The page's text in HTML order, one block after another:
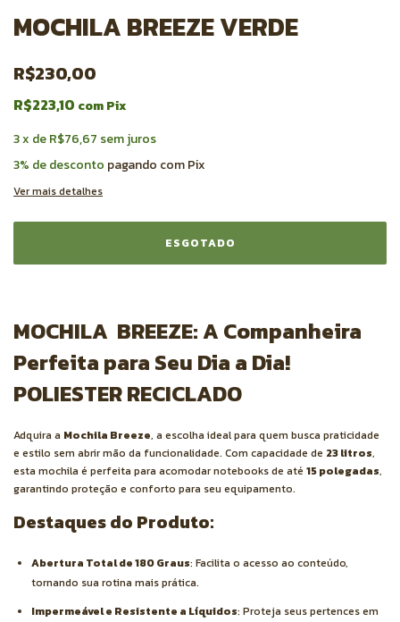
MOCHILA BREEZE VERDE
R$230,00
R$223,10 comPix
3x deR$76,67 sem juros
3% de desconto pagando com Pix
Ver mais detalhes
MOCHILA BREEZE: A Companheira
Perfeita para Seu Dia a Dia!
POLIESTER RECICLADO
Adquira a Mochila Breeze, a escolha ideal para quem busca praticidade
e estilo sem abrir mão da funcionalidade. Com capacidade de 23 litros,
esta mochila é perfeita para acomodar notebooks de até 15 polegadas,
garantindo proteção e conforto para seu equipamento.
Destaques do Produto:
Abertura Total de 180 Graus: Facilita o acesso ao conteúdo,
tornando sua rotina mais prática.
Impermeável e Resistente a Líquidos: Proteja seus pertences em